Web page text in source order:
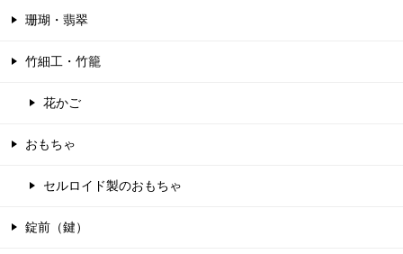
珊瑚・翡翠
竹細工・竹籠
花かご
おもちゃ
セルロイド製のおもちゃ
錠前（鍵）